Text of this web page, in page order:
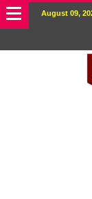
August 09,